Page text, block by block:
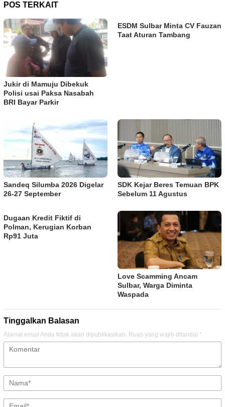
POS TERKAIT
Jukir di Mamuju Dibekuk
Polisi usai Paksa Nasabah
BRI Bayar Parkir
ESDM Sulbar Minta CV Fauzan
Taat Aturan Tambang
Sandeq Silumba 2026 Digelar
26-27 September
SDK Kejar Beres Temuan BPK
Sebelum 11 Agustus
Dugaan Kredit Fiktif di
Polman, Kerugian Korban
Rp91 Juta
Love Scamming Ancam
Sulbar, Warga Diminta
Waspada
Tinggalkan Balasan
Alamat email Anda tidak akan dipublikasikan. Ruas yang wajib ditandai *